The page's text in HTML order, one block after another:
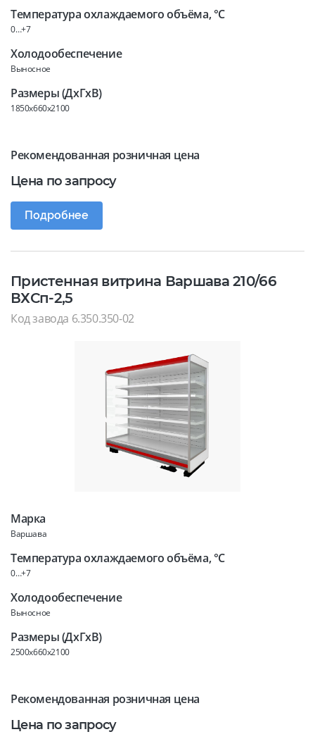
Температура охлаждаемого объёма, °C
0…+7
Холодообеспечение
Выносное
Размеры (ДхГхВ)
1850x660x2100
Рекомендованная розничная цена
Цена по запросу
Подробнее
Пристенная витрина Варшава 210/66
ВХСп-2,5
Код завода 6.350.350-02
Марка
Варшава
Температура охлаждаемого объёма, °C
0…+7
Холодообеспечение
Выносное
Размеры (ДхГхВ)
2500x660x2100
Рекомендованная розничная цена
Цена по запросу